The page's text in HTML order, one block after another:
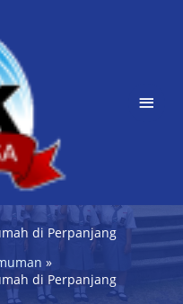
di Perpanjang
di Perpanjang